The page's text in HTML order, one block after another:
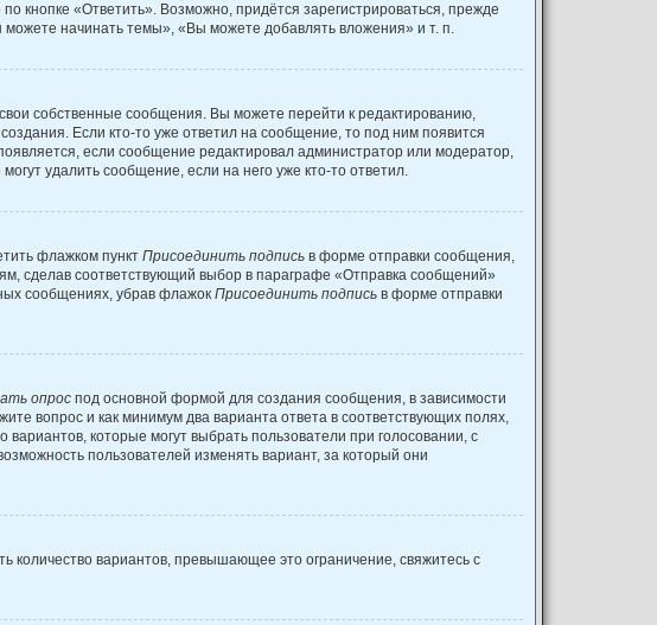
«Ответить». Возможно, придётся зарегистрироваться, прежде
начинать темы», «Вы можете добавлять вложения» и т. п.
собственные сообщения. Вы можете перейти к редактированию,
Если кто-то уже ответил на сообщение, то под ним появится
если сообщение редактировал администратор или модератор,
удалить сообщение, если на него уже кто-то ответил.
флажком пункт Присоединить подпись в форме отправки сообщения,
сделав соответствующий выбор в параграфе «Отправка сообщений»
сообщениях, убрав флажок Присоединить подпись в форме отправки
опрос под основной формой для создания сообщения, в зависимости
вопрос и как минимум два варианта ответа в соответствующих полях,
которые могут выбрать пользователи при голосовании, с
пользователей изменять вариант, за который они
количество вариантов, превышающее это ограничение, свяжитесь с